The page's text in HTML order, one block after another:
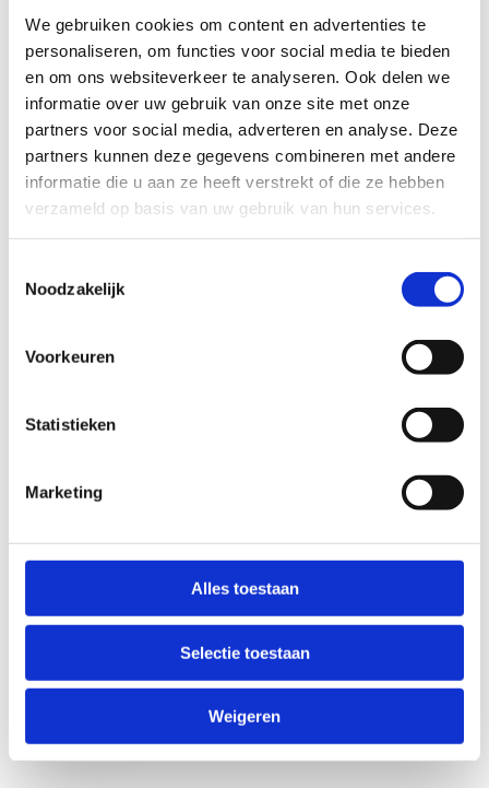
We gebruiken cookies om content en advertenties te
personaliseren, om functies voor social media te bieden
en om ons websiteverkeer te analyseren. Ook delen we
informatie over uw gebruik van onze site met onze
partners voor social media, adverteren en analyse. Deze
partners kunnen deze gegevens combineren met andere
informatie die u aan ze heeft verstrekt of die ze hebben
verzameld op basis van uw gebruik van hun services.
Noodzakelijk
Voorkeuren
Statistieken
Marketing
Alles toestaan
Selectie toestaan
Weigeren
Geef aan tot welk domein jouw vraag behoort
KIES EEN DOMEIN
Jouw vraag
Anti-Robot Verification
Click to start verification
Verzend